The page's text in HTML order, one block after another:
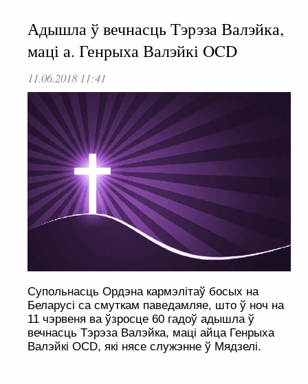
Адышла ў вечнасць Тэрэза Валэйка,
маці а. Генрыха Валэйкі OCD
11.06.2018 11:41
Супольнасць Ордэна кармэлітаў босых на
Беларусі са смуткам паведамляе, што ў ноч на
11 чэрвеня ва ўзросце 60 гадоў адышла ў
вечнасць Тэрэза Валэйка, маці айца Генрыха
Валэйкі OCD, які нясе служэнне ў Мядзелі.